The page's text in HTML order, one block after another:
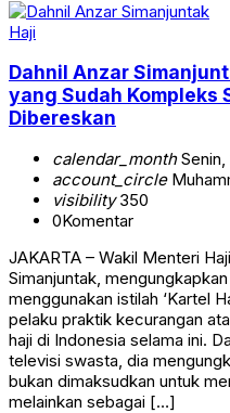
Haji
Dahnil Anzar
yang Sudah Kompleks
Dibereskan
calendar_monthSenin,
account_circle
visibility350
0Komentar
JAKARTA – Wakil Menteri
Simanjuntak,
menggunakan istilah ‘Kartel
pelaku praktik kecurangan
haji di Indonesia selama ini.
televisi swasta, dia
bukan dimaksudkan untuk
melainkan sebagai […]